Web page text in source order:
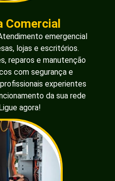
Comercial
emergencial
lojas e escritórios.
reparos e manutenção
com segurança e
experientes
da sua rede
agora!